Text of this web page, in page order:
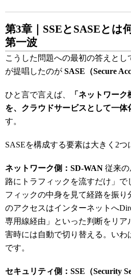
第3章｜SSEとSASEと
第一波
こうした問題への最初の答えとし
が提唱したのが SASE（Secure
ひと言で言えば、
「ネットワー
を、クラウドサービスとして一体
す。
SASEを構成する要素は大きく2つ
ネットワーク側：SD-WAN 従来
路にトラフィックを流すだけ」で
フィックの中身を見て経路を振り
のアクセスはインターネットへ
専用線経由」といった判断をリア
害時には自動で切り替える。い
です。
セキュリティ側：SSE（Security